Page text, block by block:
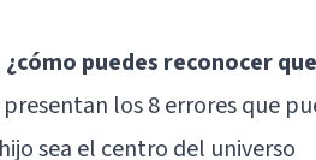
¿cómo puedes reconocer
los 8 errores que
sea el centro del universo